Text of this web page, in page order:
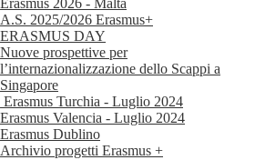
Erasmus 2026 - Malta
A.S. 2025/2026 Erasmus+
ERASMUS DAY
Nuove prospettive per
l’internazionalizzazione dello Scappi a
Singapore
Erasmus Turchia - Luglio 2024
Erasmus Valencia - Luglio 2024
Erasmus Dublino
Archivio progetti Erasmus +